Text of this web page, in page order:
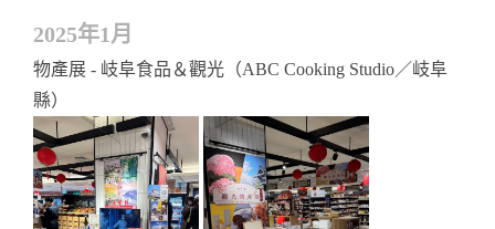
2025年1月
物產展 - 岐阜食品＆觀光（ABC Cooking Studio／岐阜
縣）